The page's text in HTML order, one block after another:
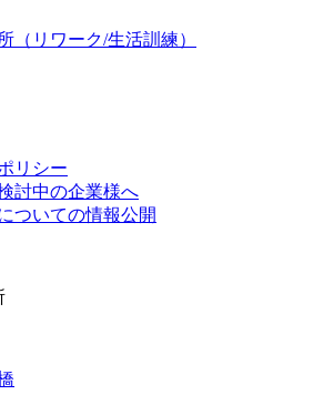
（リワーク/生活訓練）
リシー
討中の企業様へ
ついての情報公開